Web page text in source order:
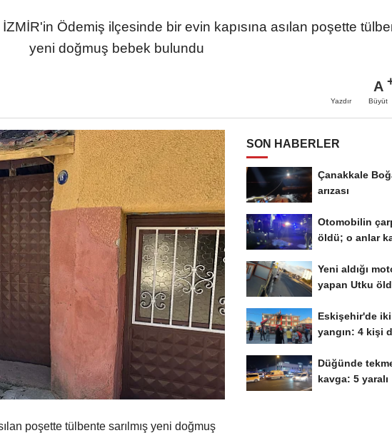
Ödemiş ilçesinde bir evin kapısına asılan poşette
yeni doğmuş bebek bulundu
Yazdır
A
Büyüt
poşette tülbente sarılmış yeni doğmuş
SON HABERLER
Çanakkale
arızası
Otomobilin
öldü; o anlar
Yeni aldığı
yapan Utku
Eskişehir'de
yangın: 4 kişi
Düğünde
kavga: 5 yaralı